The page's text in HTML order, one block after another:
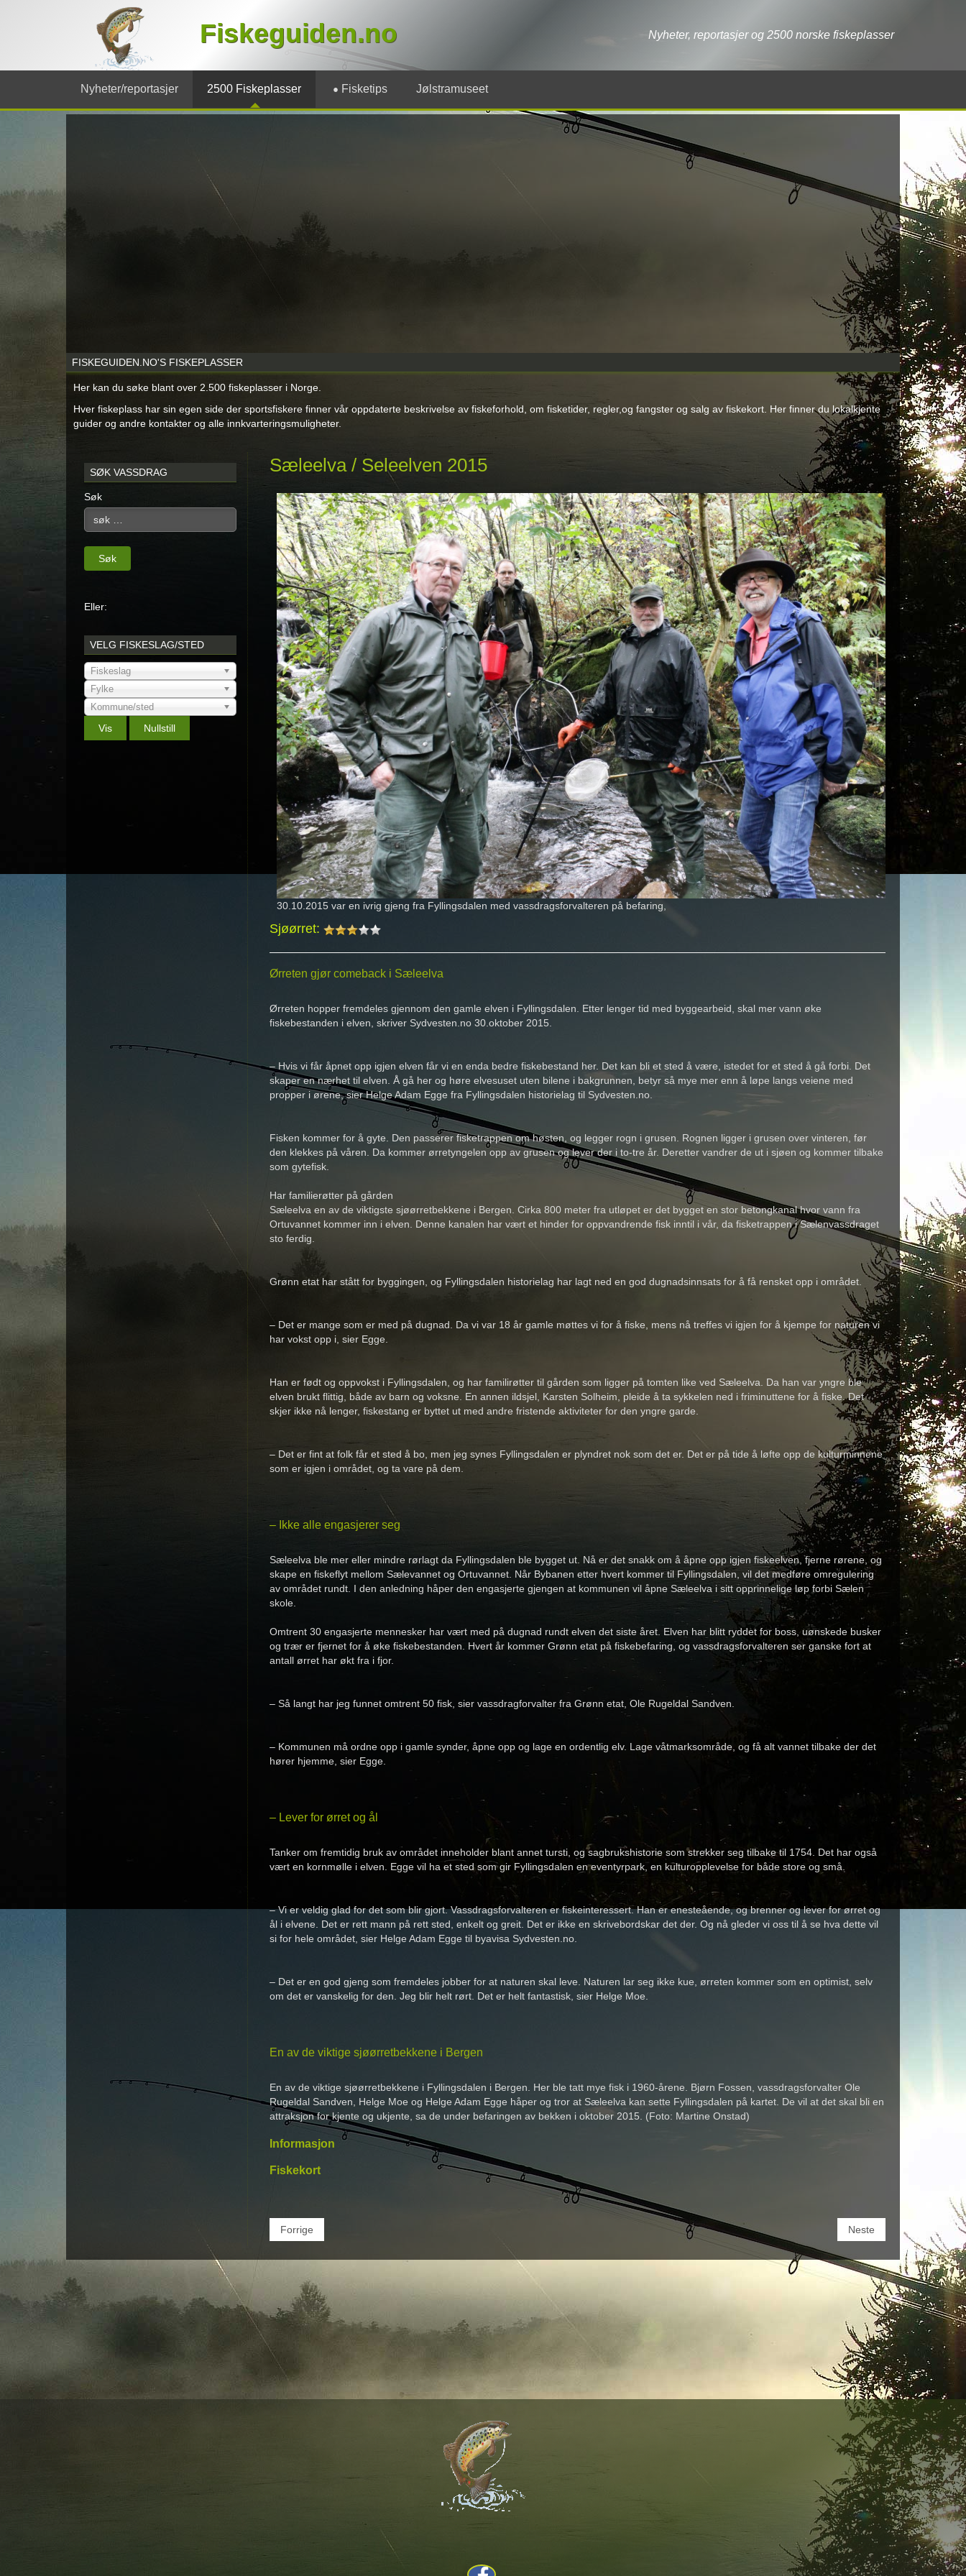
Fiskeguiden.no Nyheter, reportasjer og 2500 norske fiskeplasser
Nyheter/reportasjer 2500 Fiskeplasser Fisketips Jølstramuseet
FISKEGUIDEN.NO'S FISKEPLASSER
Her kan du søke blant over 2.500 fiskeplasser i Norge.
Hver fiskeplass har sin egen side der sportsfiskere finner vår oppdaterte beskrivelse av fiskeforhold, om fisketider, regler,og fangster og salg av fiskekort. Her finner du lokalkjente
guider og andre kontakter og alle innkvarteringsmuligheter.
SØK VASSDRAG
Søk
Søk
Eller:
VELG FISKESLAG/STED
Fiskeslag
Fylke
Kommune/sted
Sæleelva / Seleelven 2015
30.10.2015 var en ivrig gjeng fra Fyllingsdalen med vassdragsforvalteren på befaring,
Sjøørret:
Ørreten gjør comeback i Sæleelva
Ørreten hopper fremdeles gjennom den gamle elven i Fyllingsdalen. Etter lenger tid med byggearbeid, skal mer vann øke
fiskebestanden i elven, skriver Sydvesten.no 30.oktober 2015.
– Hvis vi får åpnet opp igjen elven får vi en enda bedre fiskebestand her. Det kan bli et sted å være, istedet for et sted å gå forbi. Det
skaper en nærhet til elven. Å gå her og høre elvesuset uten bilene i bakgrunnen, betyr så mye mer enn å løpe langs veiene med
propper i ørene, sier Helge Adam Egge fra Fyllingsdalen historielag til Sydvesten.no.
Fisken kommer for å gyte. Den passerer fisketrappen om høsten, og legger rogn i grusen. Rognen ligger i grusen over vinteren, før
den klekkes på våren. Da kommer ørretyngelen opp av grusen og lever der i to-tre år. Deretter vandrer de ut i sjøen og kommer tilbake
som gytefisk.
Har familierøtter på gården
Sæleelva en av de viktigste sjøørretbekkene i Bergen. Cirka 800 meter fra utløpet er det bygget en stor betongkanal hvor vann fra
Ortuvannet kommer inn i elven. Denne kanalen har vært et hinder for oppvandrende fisk inntil i vår, da fisketrappen i Sælenvassdraget
sto ferdig.
Grønn etat har stått for byggingen, og Fyllingsdalen historielag har lagt ned en god dugnadsinnsats for å få rensket opp i området.
– Det er mange som er med på dugnad. Da vi var 18 år gamle møttes vi for å fiske, mens nå treffes vi igjen for å kjempe for naturen vi
har vokst opp i, sier Egge.
Han er født og oppvokst i Fyllingsdalen, og har familirøtter til gården som ligger på tomten like ved Sæleelva. Da han var yngre ble
elven brukt flittig, både av barn og voksne. En annen ildsjel, Karsten Solheim, pleide å ta sykkelen ned i friminuttene for å fiske. Det
skjer ikke nå lenger, fiskestang er byttet ut med andre fristende aktiviteter for den yngre garde.
– Det er fint at folk får et sted å bo, men jeg synes Fyllingsdalen er plyndret nok som det er. Det er på tide å løfte opp de kulturminnene
som er igjen i området, og ta vare på dem.
– Ikke alle engasjerer seg
Sæleelva ble mer eller mindre rørlagt da Fyllingsdalen ble bygget ut. Nå er det snakk om å åpne opp igjen fiskeelven, fjerne rørene, og
skape en fiskeflyt mellom Sælevannet og Ortuvannet. Når Bybanen etter hvert kommer til Fyllingsdalen, vil det medføre omregulering
av området rundt. I den anledning håper den engasjerte gjengen at kommunen vil åpne Sæleelva i sitt opprinnelige løp forbi Sælen
skole.
Omtrent 30 engasjerte mennesker har vært med på dugnad rundt elven det siste året. Elven har blitt ryddet for boss, uønskede busker
og trær er fjernet for å øke fiskebestanden. Hvert år kommer Grønn etat på fiskebefaring, og vassdragsforvalteren ser ganske fort at
antall ørret har økt fra i fjor.
– Så langt har jeg funnet omtrent 50 fisk, sier vassdragforvalter fra Grønn etat, Ole Rugeldal Sandven.
– Kommunen må ordne opp i gamle synder, åpne opp og lage en ordentlig elv. Lage våtmarksområde, og få alt vannet tilbake der det
hører hjemme, sier Egge.
– Lever for ørret og ål
Tanker om fremtidig bruk av området inneholder blant annet tursti, og sagbrukshistorie som strekker seg tilbake til 1754. Det har også
vært en kornmølle i elven. Egge vil ha et sted som gir Fyllingsdalen en eventyrpark, en kulturopplevelse for både store og små.
– Vi er veldig glad for det som blir gjort. Vassdragsforvalteren er fiskeinteressert. Han er enesteående, og brenner og lever for ørret og
ål i elvene. Det er rett mann på rett sted, enkelt og greit. Det er ikke en skrivebordskar det der. Og nå gleder vi oss til å se hva dette vil
si for hele området, sier Helge Adam Egge til byavisa Sydvesten.no.
– Det er en god gjeng som fremdeles jobber for at naturen skal leve. Naturen lar seg ikke kue, ørreten kommer som en optimist, selv
om det er vanskelig for den. Jeg blir helt rørt. Det er helt fantastisk, sier Helge Moe.
En av de viktige sjøørretbekkene i Bergen
En av de viktige sjøørretbekkene i Fyllingsdalen i Bergen. Her ble tatt mye fisk i 1960-årene. Bjørn Fossen, vassdragsforvalter Ole
Rugeldal Sandven, Helge Moe og Helge Adam Egge håper og tror at Sæleelva kan sette Fyllingsdalen på kartet. De vil at det skal bli en
attraksjon for kjente og ukjente, sa de under befaringen av bekken i oktober 2015. (Foto: Martine Onstad)
Informasjon
Fiskekort
Forrige Neste